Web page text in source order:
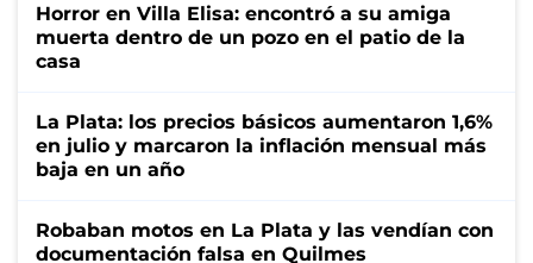
Horror en Villa Elisa: encontró a su amiga
muerta dentro de un pozo en el patio de la
casa
La Plata: los precios básicos aumentaron 1,6%
en julio y marcaron la inflación mensual más
baja en un año
Robaban motos en La Plata y las vendían con
documentación falsa en Quilmes